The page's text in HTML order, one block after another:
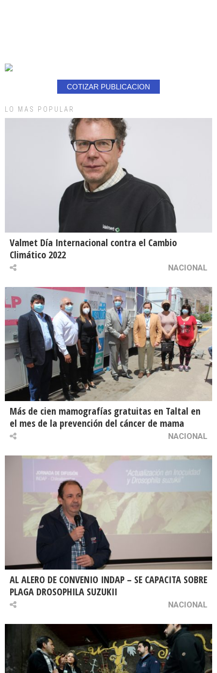
COTIZAR PUBLICACION
LO MAS POPULAR
Valmet Día Internacional contra el Cambio
Climático 2022
NACIONAL
Más de cien mamografías gratuitas en Taltal en
el mes de la prevención del cáncer de mama
NACIONAL
AL ALERO DE CONVENIO INDAP – SE CAPACITA SOBRE
PLAGA DROSOPHILA SUZUKII
NACIONAL